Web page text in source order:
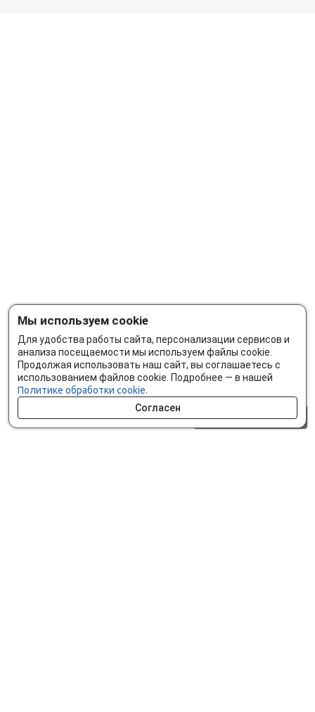
Мы используем cookie
Для удобства работы сайта, персонализации сервисов и
анализа посещаемости мы используем файлы cookie.
Продолжая использовать наш сайт, вы соглашаетесь с
использованием файлов cookie. Подробнее — в нашей
Политике обработки cookie.
Согласен